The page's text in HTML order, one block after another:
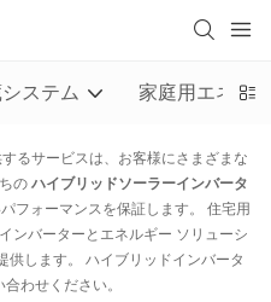
ステム 家庭用エネル
るサービスは、お客様にさまざまな
の ハイブリッドソーラーインバータ
フォーマンスを保証します。 住宅用
ンバーターとエネルギー ソリューシ
供します。 ハイブリッドインバータ
わせください。